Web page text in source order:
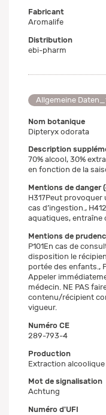
Fabricant
Aromalife
Distribution
ebi-pharm
Allgemeine
Nom botanique
Dipteryx odorata
Description
70% alcool, 30%
en fonction de la
Mentions de danger
H317Peut provoquer
cas d’ingestion.,
aquatiques, entraîne
Mentions de
P101En cas de
disposition le
portée des enfants.,
Appeler
médecin. NE PAS
contenu/récipient
vigueur.
Numéro CE
289-793-4
Production
Extraction alcoolique
Mot de signalisation
Achtung
Numéro d'UFI